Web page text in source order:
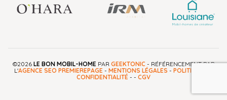
©2026 LE BON MOBIL-HOME PAR GEEKTONIC - RÉFÉRENCEMENT PAR
L'AGENCE SEO PREMIEREPAGE - MENTIONS LÉGALES - POLITIQUE DE
CONFIDENTIALITÉ - - CGV